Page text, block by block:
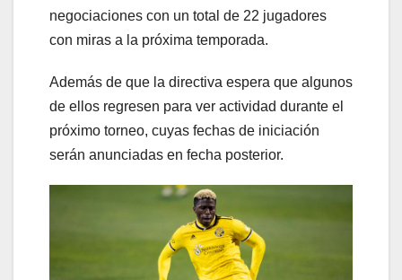
negociaciones con un total de 22 jugadores
con miras a la próxima temporada.
Además de que la directiva espera que algunos
de ellos regresen para ver actividad durante el
próximo torneo, cuyas fechas de iniciación
serán anunciadas en fecha posterior.